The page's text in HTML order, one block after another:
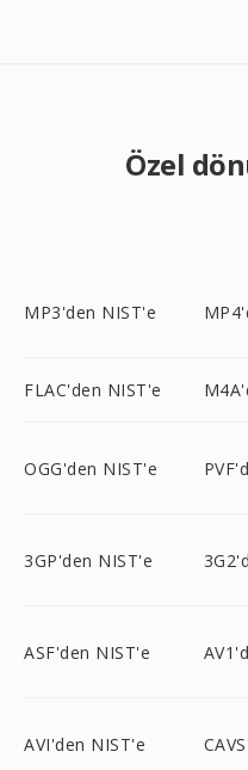
Özel
MP3'den NIST'e
FLAC'den NIST'e
OGG'den NIST'e
3GP'den NIST'e
ASF'den NIST'e
AVI'den NIST'e